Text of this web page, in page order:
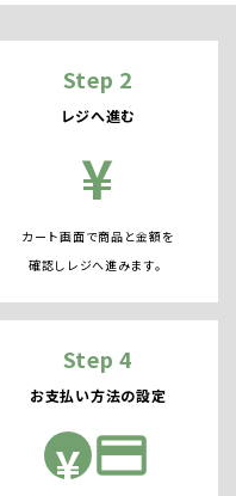
Step 2
レジへ進む
¥
カート画面で商品と金額を
確認しレジへ進みます。
Step 4
お支払い方法の設定
¥ credit_card